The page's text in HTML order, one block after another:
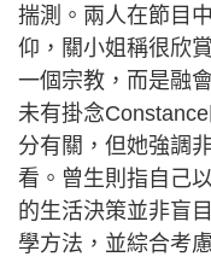
揣測。兩人在節目
仰，關小姐稱很欣
一個宗教，而是融
未有掛念
分有關，但她強調
看。曾生則指自己
的生活決策並非盲
學方法，並綜合考